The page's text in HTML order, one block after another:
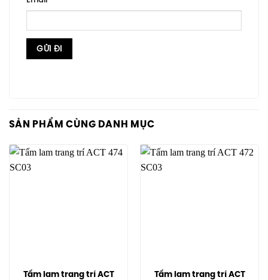
SẢN PHẨM CÙNG DANH MỤC
Tấm lam trang trí ACT
Tấm lam trang trí ACT